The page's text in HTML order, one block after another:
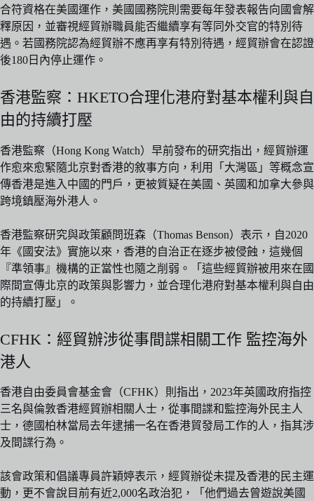
合符資格在美國運作，美國國務院則需要每年發表報告向國會解
釋原因，並審視經貿辦職員能否繼續享有等同外交官的特別待
遇。若國務院認為經貿辦不應再享有特別待遇，經貿辦會在認證
後180日內停止運作。
香港監察：HKETO合理化港府對基本權利與自
由的持續打壓
香港監察（Hong Kong Watch）早前發布的研究指出，經貿辦運
作愈來愈緊隨北京對香港的敘事方向，利用「大灣區」等概念宣
傳香港是進入中國的門戶，更被質疑在美國、英國和加拿大參與
跨境鎮壓海外港人。
香港監察研究與政策顧問班森（Thomas Benson）表示，自2020
年《國安法》實施以來，香港的自治正在逐步被侵蝕，這幾個
『準領事』機構的正當性也隨之削弱。「這些經貿辦被用來在國
際間宣傳北京的政策與影響力，並合理化港府對基本權利與自由
的持續打壓」。
CFHK：經貿辦涉從事間諜相關工作 監控海外
港人
香港自由委員會基金會（CFHK）則指出，2023年英國政府指控
三名與倫敦香港經貿辦相關人士，從事間諜和監控海外民主人
士，德國柏林當局去年逮捕一名在香港貿發局工作的人，指其涉
及間諜行為。
該會政策和倡議專員許穎婷表示，經貿辦從未提及香港的民主運
動，更不會說目前有近2,000名政治犯，「他們過去曾遊說美國